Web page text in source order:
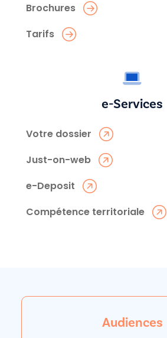
Brochures
Tarifs
e-Services
Votre dossier
Just-on-web
e-Deposit
Compétence territoriale
Audiences